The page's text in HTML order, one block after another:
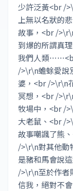
少許泛黃<br /
上無以名狀的
故事，<br /
到爆的所謂真
我們人類
/>\r\n蟾蜍愛說
婆，<br />\r\n
冥想，<br /
牧場中，<br /
大老鼠、<br /
故事嘲諷了熊
/>\r\n對其他動
是豬和馬會說
/>\r\n至於作者
信我，絕對不